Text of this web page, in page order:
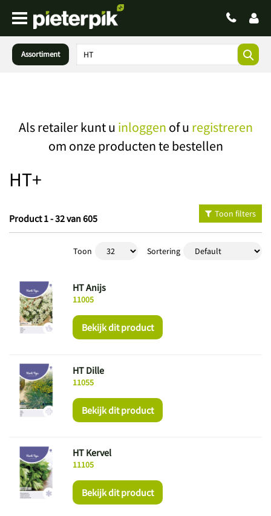
Assortiment
Als retailer kunt u inloggen of u registreren
om onze producten te bestellen
HT+
Product 1 - 32 van 605
Toon Sortering
Toon filters
11005
HT Anijs
Bekijk dit product
11055
HT Dille
Bekijk dit product
11105
HT Kervel
Bekijk dit product